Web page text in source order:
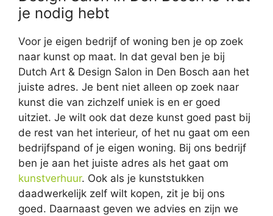
je nodig hebt
Voor je eigen bedrijf of woning ben je op zoek
naar kunst op maat. In dat geval ben je bij
Dutch Art & Design Salon in Den Bosch aan het
juiste adres. Je bent niet alleen op zoek naar
kunst die van zichzelf uniek is en er goed
uitziet. Je wilt ook dat deze kunst goed past bij
de rest van het interieur, of het nu gaat om een
bedrijfspand of je eigen woning. Bij ons bedrijf
ben je aan het juiste adres als het gaat om
kunstverhuur. Ook als je kunststukken
daadwerkelijk zelf wilt kopen, zit je bij ons
goed. Daarnaast geven we advies en zijn we